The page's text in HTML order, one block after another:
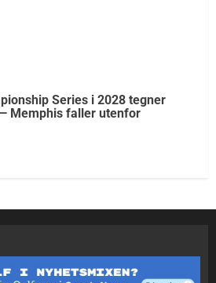
Series i 2028 tegner
Memphis faller utenfor